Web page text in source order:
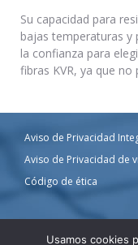
Su capacidad para
bajas temperaturas
la confianza para
fibras KVR, ya que no
Aviso de Privacidad
Aviso de Privacidad de
Código de ética
Usamos cookies